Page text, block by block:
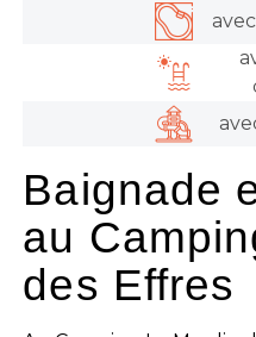
Baignade
au
des Effres